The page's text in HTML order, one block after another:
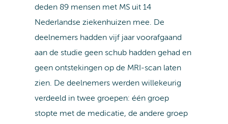
deden 89 mensen met MS uit 14
Nederlandse ziekenhuizen mee. De
deelnemers hadden vijf jaar voorafgaand
aan de studie geen schub hadden gehad en
geen ontstekingen op de MRI-scan laten
zien. De deelnemers werden willekeurig
verdeeld in twee groepen: één groep
stopte met de medicatie, de andere groep